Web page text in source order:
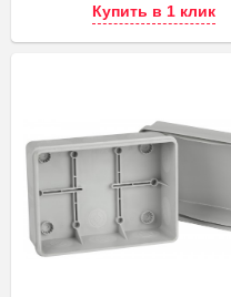
Купить в 1 клик